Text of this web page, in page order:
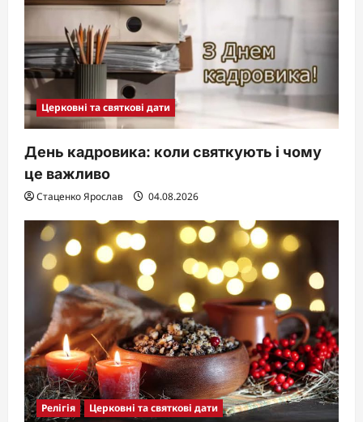
Церковні та святкові дати
День кадровика: коли святкують і чому
це важливо
Стаценко Ярослав 04.08.2026
Релігія Церковні та святкові дати